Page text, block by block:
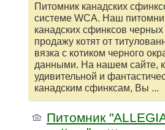
Питомник канадских
системе WCA. Наш
канадских сфинксов
продажу котят от
вязка с котиком черного
данными. На нашем сайте,
удивительной и
канадским сфинксам, Вы ...
Питомник